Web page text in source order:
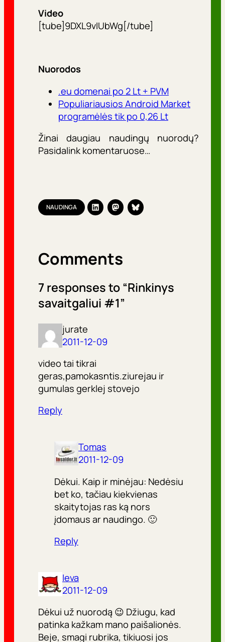
Video
[tube]9DXL9vIUbWg[/tube]
Nuorodos
.eu domenai po 2 Lt + PVM
Populiariausios Android Market
programėlės tik po 0,26 Lt
Žinai daugiau naudingų nuorodų?
Pasidalink komentaruose…
NAUDINGA
Comments
7 responses to “Rinkinys
savaitgaliui #1”
jurate
2011-12-09
video tai tikrai
geras,pamokasntis.ziurejau ir
gumulas gerklej stovejo
Reply
Tomas
2011-12-09
Dėkui. Kaip ir minėjau: Nedėsiu
bet ko, tačiau kiekvienas
skaitytojas ras ką nors
įdomaus ar naudingo. 🙂
Reply
Ieva
2011-12-09
Dėkui už nuorodą 😉 Džiugu, kad
patinka kažkam mano paišalionės.
Beje, smagi rubrika, tikiuosi jos